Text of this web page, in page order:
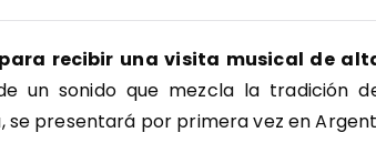
recibir una visita musical de
un sonido que mezcla la tradición
presentará por primera vez en